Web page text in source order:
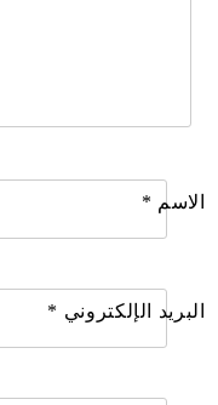
الاسم *
البريد الإلكتروني *